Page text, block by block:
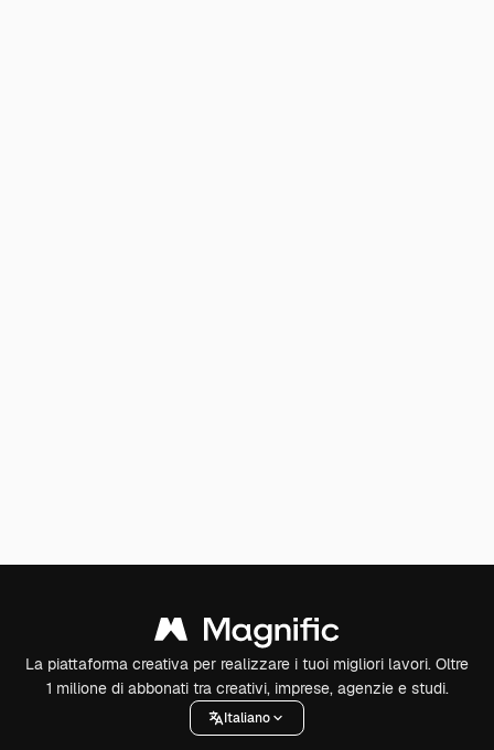
La piattaforma creativa per realizzare i tuoi migliori lavori. Oltre
1 milione di abbonati tra creativi, imprese, agenzie e studi.
Italiano